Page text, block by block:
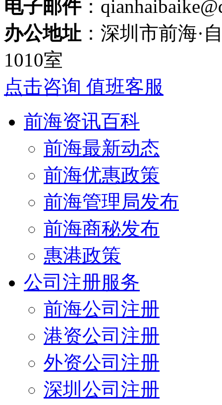
电子邮件：
办公地址 ：深圳市前海·
1010室
点击咨询 值班客服
前海资讯百科
前海最新动态
前海优惠政策
前海管理局发布
前海商秘发布
惠港政策
公司注册服务
前海公司注册
港资公司注册
外资公司注册
深圳公司注册